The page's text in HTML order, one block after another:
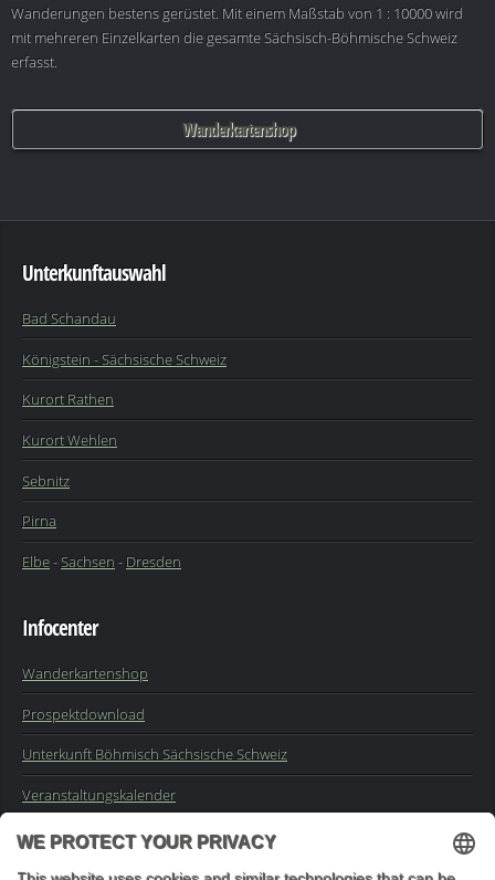
Wanderungen bestens gerüstet. Mit einem Maßstab von 1 : 10000 wird
mit mehreren Einzelkarten die gesamte Sächsisch-Böhmische Schweiz
erfasst.
Wanderkartenshop
Unterkunftauswahl
Bad Schandau
Königstein - Sächsische Schweiz
Kurort Rathen
Kurort Wehlen
Sebnitz
Pirna
Elbe-Sachsen - Dresden
Infocenter
Wanderkartenshop
Prospektdownload
Unterkunft Böhmisch Sächsische Schweiz
Veranstaltungskalender